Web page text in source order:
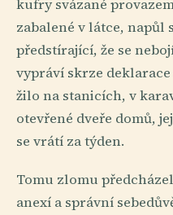
kufry svázané
zabalené v látce, napůl
předstírající, že se
vypráví skrze
žilo na stanicích, v
otevřené dveře domů,
se vrátí za týden.
Tomu zlomu
anexí a správní